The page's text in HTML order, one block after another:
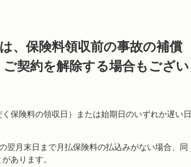
、保険料領収前の事故の補償
契約を解除する場合もござい
保険料の領収日）または始期日のいずれか遅い日
翌月末日まで月払保険料の払込みがない場合、同
あります。